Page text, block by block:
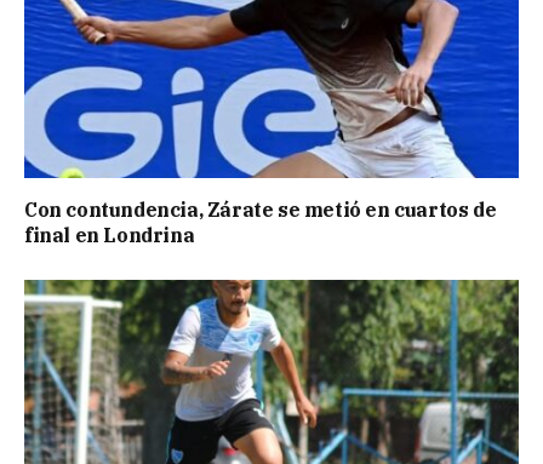
Con contundencia, Zárate se metió en cuartos de
final en Londrina